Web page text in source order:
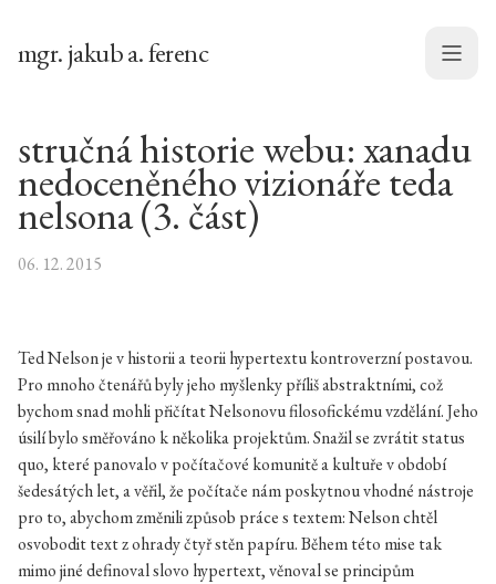
mgr. jakub a. ferenc Menu
stručná historie webu: xanadu
nedoceněného vizionáře teda
nelsona (3. část)
06. 12. 2015
Ted Nelson je v historii a teorii hypertextu kontroverzní postavou.
Pro mnoho čtenářů byly jeho myšlenky příliš abstraktními, což
bychom snad mohli přičítat Nelsonovu filosofickému vzdělání. Jeho
úsilí bylo směřováno k několika projektům. Snažil se zvrátit status
quo, které panovalo v počítačové komunitě a kultuře v období
šedesátých let, a věřil, že počítače nám poskytnou vhodné nástroje
pro to, abychom změnili způsob práce s textem: Nelson chtěl
osvobodit text z ohrady čtyř stěn papíru. Během této mise tak
mimo jiné definoval slovo hypertext, věnoval se principům